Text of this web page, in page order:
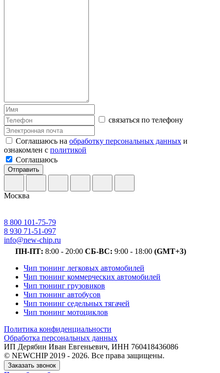
связаться по телефону
Соглашаюсь на обработку персональных данных и
ознакомлен с политикой
Соглашаюсь
Отправить
Москва
8 800 101-75-79
8 930 71-51-097
info@new-chip.ru
ПН-ПТ: 8:00 - 20:00 СБ-ВС: 9:00 - 18:00 (GMT+3)
Чип тюнинг легковых автомобилей
Чип тюнинг коммерческих автомобилей
Чип тюнинг грузовиков
Чип тюнинг автобусов
Чип тюнинг седельных тягачей
Чип тюнинг мотоциклов
Политика конфиденциальности
Обработка персональных данных
ИП Дерябин Иван Евгеньевич, ИНН 760418436086
© NEWCHIP 2019 - 2026. Все права защищены.
Заказать звонок